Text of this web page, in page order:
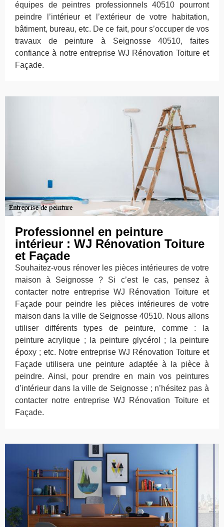
équipes de peintres professionnels 40510 pourront
peindre l’intérieur et l’extérieur de votre habitation,
bâtiment, bureau, etc. De ce fait, pour s’occuper de vos
travaux de peinture à Seignosse 40510, faites
confiance à notre entreprise WJ Rénovation Toiture et
Façade.
Professionnel en peinture
intérieur : WJ Rénovation Toiture
et Façade
Souhaitez-vous rénover les pièces intérieures de votre
maison à Seignosse ? Si c’est le cas, pensez à
contacter notre entreprise WJ Rénovation Toiture et
Façade pour peindre les pièces intérieures de votre
maison dans la ville de Seignosse 40510. Nous allons
utiliser différents types de peinture, comme : la
peinture acrylique ; la peinture glycérol ; la peinture
époxy ; etc. Notre entreprise WJ Rénovation Toiture et
Façade utilisera une peinture adaptée à la pièce à
peindre. Ainsi, pour prendre en main vos peintures
d’intérieur dans la ville de Seignosse ; n’hésitez pas à
contacter notre entreprise WJ Rénovation Toiture et
Façade.